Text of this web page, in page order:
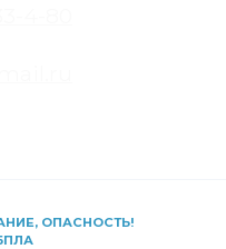
ОПАСНОСТЬ!